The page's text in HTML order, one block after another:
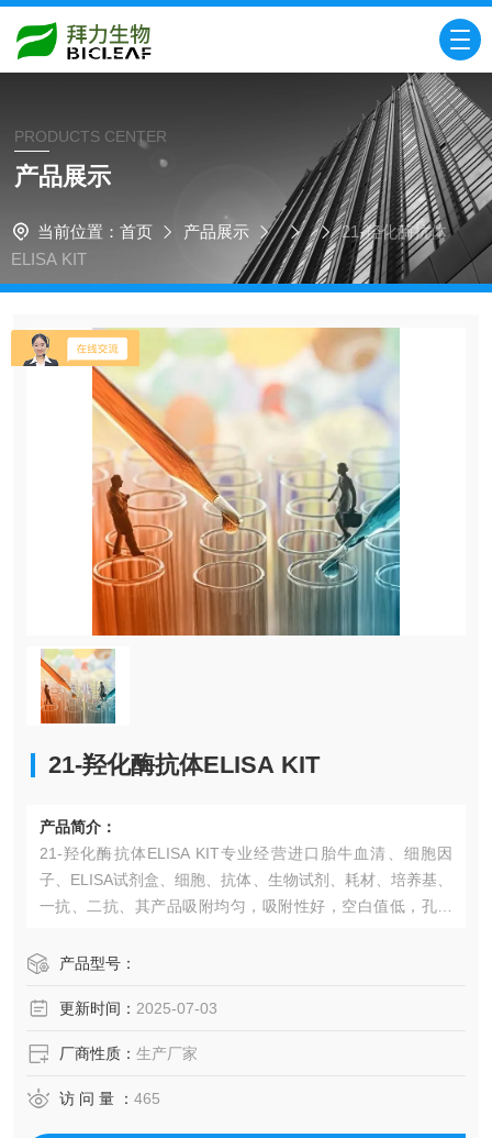
PRODUCTS CENTER
产品展示
当前位置： 首页 产品展示
21-羟化酶抗体
ELISA KIT​
21-羟化酶抗体ELISA KIT​
产品简介：
21-羟化酶抗体ELISA KIT​专业经营进口胎牛血清、细胞因
子、ELISA试剂盒、细胞、抗体、生物试剂、耗材、培养基、
一抗、二抗、其产品吸附均匀，吸附性好，空白值低，孔底
稳定的纯化技术，保证产品均能现货供应和产品质量的稳定
产品型号：
更新时间： 2025-07-03
厂商性质： 生产厂家
访 问 量 ： 465